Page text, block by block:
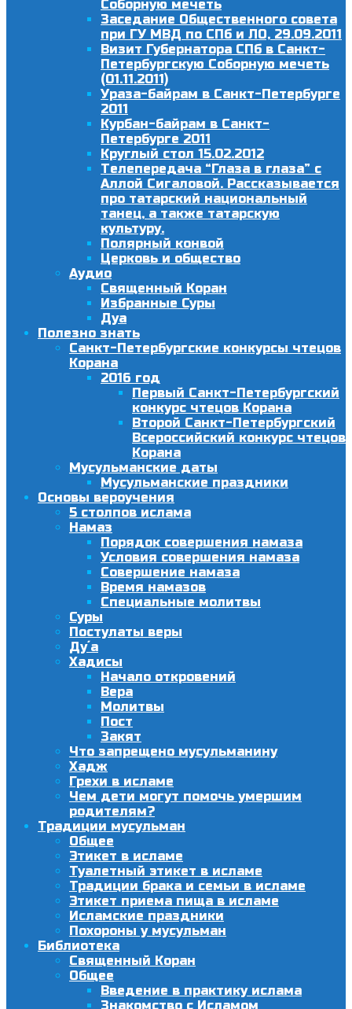
Соборную мечеть
Заседание Общественного совета
при ГУ МВД по СПб и ЛО, 29.09.2011
Визит Губернатора СПб в Санкт-
Петербургскую Соборную мечеть
(01.11.2011)
Ураза-байрам в Санкт-Петербурге
2011
Курбан-байрам в Санкт-
Петербурге 2011
Круглый стол 15.02.2012
Телепередача “Глаза в глаза” с
Аллой Сигаловой. Рассказывается
про татарский национальный
танец, а также татарскую
культуру.
Полярный конвой
Церковь и общество
Аудио
Священный Коран
Избранные Суры
Дуа
Полезно знать
Санкт-Петербургские конкурсы чтецов
Корана
2016 год
Первый Санкт-Петербургский
конкурс чтецов Корана
Второй Санкт-Петербургский
Всероссийский конкурс чтецов
Корана
Мусульманские даты
Мусульманские праздники
Основы вероучения
5 столпов ислама
Намаз
Порядок совершения намаза
Условия совершения намаза
Совершение намаза
Время намазов
Специальные молитвы
Суры
Постулаты веры
Ду´а
Хадисы
Начало откровений
Вера
Молитвы
Пост
Закят
Что запрещено мусульманину
Хадж
Грехи в исламе
Чем дети могут помочь умершим
родителям?
Традиции мусульман
Общее
Этикет в исламе
Туалетный этикет в исламе
Традиции брака и семьи в исламе
Этикет приема пища в исламе
Исламские праздники
Похороны у мусульман
Библиотека
Священный Коран
Общее
Введение в практику ислама
Знакомство с Исламом